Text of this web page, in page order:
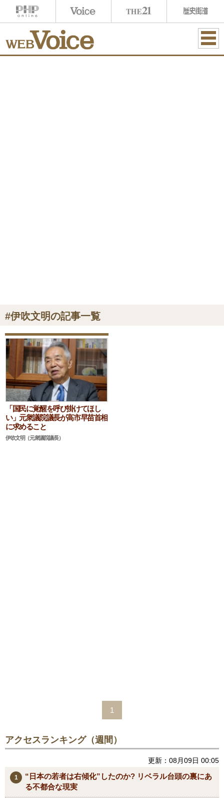
#伊吹文明の記事一覧
「国民に覚醒を呼び掛けてほし
い」元衆議院議長が高市早苗首相
に求めること
伊吹文明（元衆議院議長）
1
アクセスランキング（週間）
更新：08月09日 00:05
“日本の若者は右傾化”したのか? リベラル台頭の裏にあ
る不都合な現実